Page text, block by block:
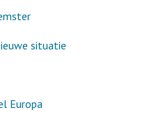
situatie
Europa